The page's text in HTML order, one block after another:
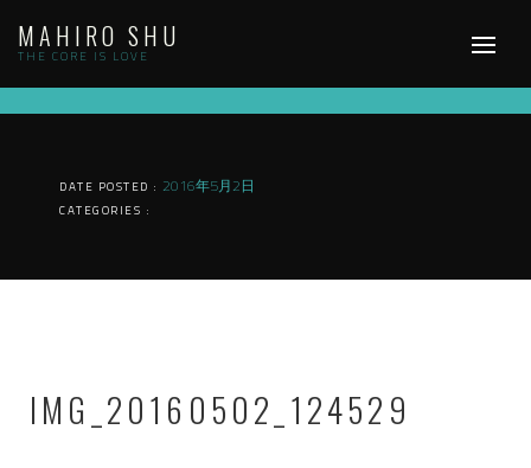
content
MAHIRO SHU
THE CORE IS LOVE
DATE POSTED : 2016年5月2日
CATEGORIES :
IMG_20160502_124529